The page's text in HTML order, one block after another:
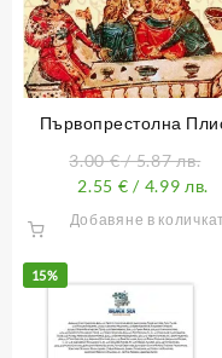
Първопрестолна
3.00€/ 5.87 лв.
2.55 € / 4.99 лв.
Добавяне в
15%